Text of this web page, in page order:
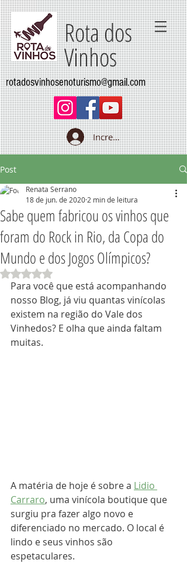
Rota dos
Vinhos
rotadosvinhosenoturismo@gmail.com
Increva-se
Post
Sabe quem fabricou os vinhos que
foram do Rock in Rio, da Copa do
Mundo e dos Jogos Olímpicos?
Renata Serrano
18 de jun. de 2020 2 min de leitura
Avaliado com NaN de 5 estrelas.
Para você que está acompanhando
nosso Blog, já viu quantas vinícolas
existem na região do Vale dos
Vinhedos? E olha que ainda faltam
muitas.
A matéria de hoje é sobre a Lidio
Carraro, uma vinícola boutique que
surgiu pra fazer algo novo e
diferenciado no mercado. O local é
lindo e seus vinhos são
espetaculares.